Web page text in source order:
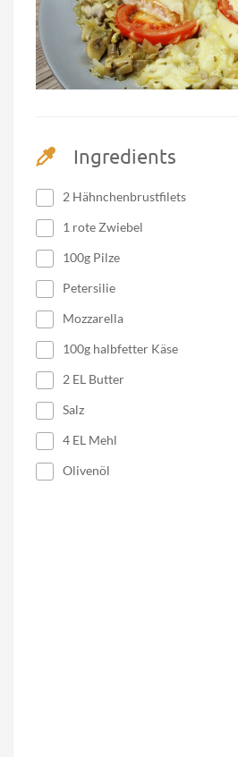
Ingredients
2 Hähnchenbrustfilets
1 rote Zwiebel
100g Pilze
Petersilie
Mozzarella
100g halbfetter Käse
2 EL Butter
Salz
4 EL Mehl
Olivenöl